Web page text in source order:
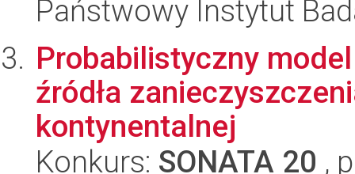
Państwowy Instytut
Probabilistyczny
źródła
kontynentalnej
Konkurs: SONATA 20 ,